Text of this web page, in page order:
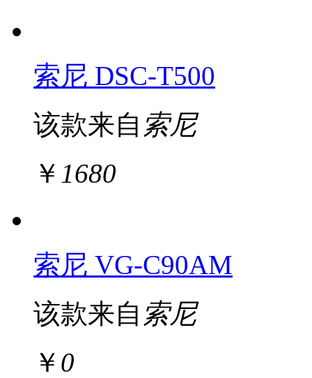
索尼 DSC-T500
该款来自 索尼
￥ 1680
索尼 VG-C90AM
该款来自 索尼
￥ 0